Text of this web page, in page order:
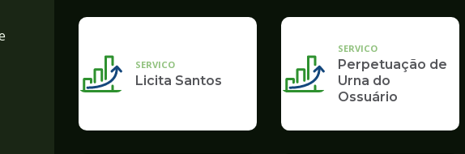
SERVICO
Licita Santos
SERVICO
Perpetuação de
Urna do
Ossuário